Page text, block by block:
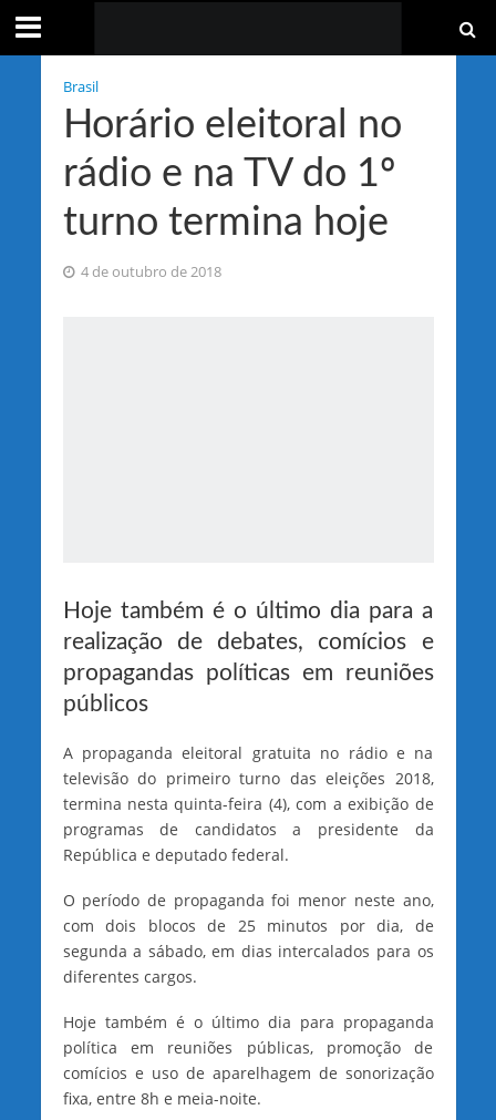
Brasil
Horário eleitoral no
rádio e na TV do 1º
turno termina hoje
4 de outubro de 2018
Hoje também é o último dia para a
realização de debates, comícios e
propagandas políticas em reuniões
públicos
A propaganda eleitoral gratuita no rádio e na
televisão do primeiro turno das eleições 2018,
termina nesta quinta-feira (4), com a exibição de
programas de candidatos a presidente da
República e deputado federal.
O período de propaganda foi menor neste ano,
com dois blocos de 25 minutos por dia, de
segunda a sábado, em dias intercalados para os
diferentes cargos.
Hoje também é o último dia para propaganda
política em reuniões públicas, promoção de
comícios e uso de aparelhagem de sonorização
fixa, entre 8h e meia-noite.